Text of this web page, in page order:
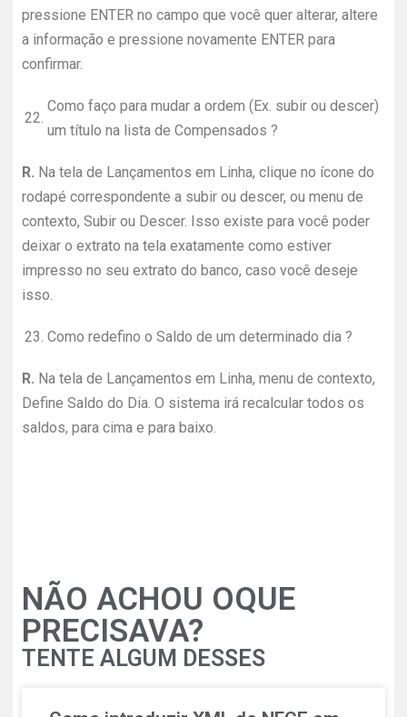
pressione ENTER no campo que você quer alterar, altere
a informação e pressione novamente ENTER para
confirmar.
22.
Como faço para mudar a ordem (Ex. subir ou descer)
um título na lista de Compensados ?
R. Na tela de Lançamentos em Linha, clique no ícone do
rodapé correspondente a subir ou descer, ou menu de
contexto, Subir ou Descer. Isso existe para você poder
deixar o extrato na tela exatamente como estiver
impresso no seu extrato do banco, caso você deseje
isso.
23. Como redefino o Saldo de um determinado dia ?
R. Na tela de Lançamentos em Linha, menu de contexto,
Define Saldo do Dia. O sistema irá recalcular todos os
saldos, para cima e para baixo.
NÃO ACHOU OQUE
PRECISAVA?
TENTE ALGUM DESSES